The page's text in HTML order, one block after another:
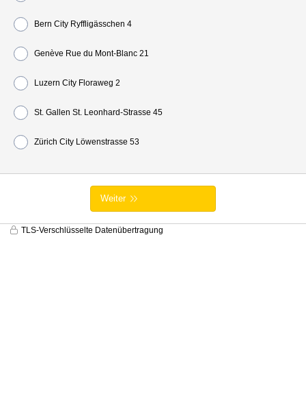
Bern City Ryffligässchen 4
Genève Rue du Mont-Blanc 21
Luzern City Floraweg 2
St. Gallen St. Leonhard-Strasse 45
Zürich City Löwenstrasse 53
Weiter
TLS-Verschlüsselte Datenübertragung